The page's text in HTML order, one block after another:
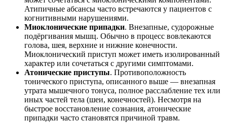
Атипичные абсансы часто встречаются у пациентов с
когнитивными нарушениями.
Миоклонические припадки. Внезапные, судорожные
подёргивания мышц. Обычно в процесс вовлекаются
голова, шея, верхние и нижние конечности.
Миоклонический приступ может иметь изолированный
характер или сочетаться с другими симптомами.
Атонические приступы. Противоположность
тонического приступа, описанного выше — внезапная
утрата мышечного тонуса, полное расслабление тех или
иных частей тела (шеи, конечностей). Несмотря на
быстрое восстановление сознания, атонические
припадки часто становятся причиной травм.